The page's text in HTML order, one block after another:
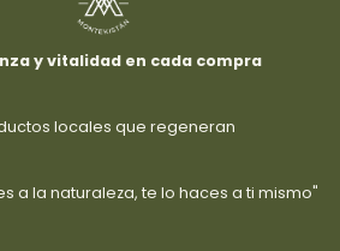
y vitalidad en cada compra
locales que regeneran
a la naturaleza, te lo haces a ti mismo"